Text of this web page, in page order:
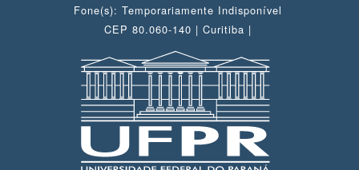
Fone(s): Temporariamente Indisponível
CEP 80.060-140 | Curitiba |